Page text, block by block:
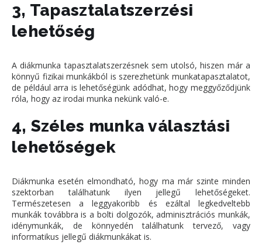
3, Tapasztalatszerzési
lehetőség
A diákmunka tapasztalatszerzésnek sem utolsó, hiszen már a
könnyű fizikai munkákból is szerezhetünk munkatapasztalatot,
de például arra is lehetőségünk adódhat, hogy meggyőződjünk
róla, hogy az irodai munka nekünk való-e.
4, Széles munka választási
lehetőségek
Diákmunka esetén elmondható, hogy ma már szinte minden
szektorban találhatunk ilyen jellegű lehetőségeket.
Természetesen a leggyakoribb és ezáltal legkedveltebb
munkák továbbra is a bolti dolgozók, adminisztrációs munkák,
idénymunkák, de könnyedén találhatunk tervező, vagy
informatikus jellegű diákmunkákat is.